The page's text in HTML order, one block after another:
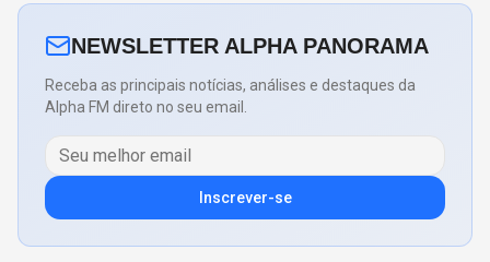
NEWSLETTER ALPHA PANORAMA
Receba as principais notícias, análises e destaques da
Alpha FM direto no seu email.
Inscrever-se